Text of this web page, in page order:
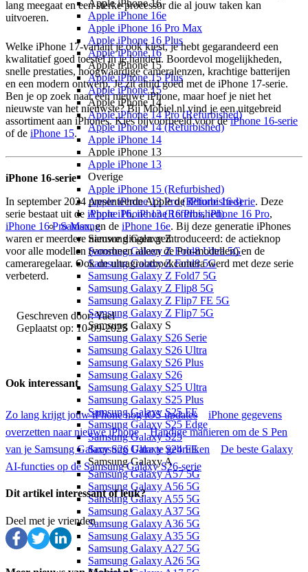
Apple iPhone 16
Apple iPhone 16e
Apple iPhone 16 Pro Max
Apple iPhone 16 Plus
Apple iPhone 16
Apple iPhone 15
Apple iPhone 15 Plus
Apple iPhone 15
Apple iPhone 14
Apple iPhone 14 Pro (Refurbished)
Apple iPhone 14 (Refurbished)
Apple iPhone 14
Apple iPhone 13
Apple iPhone 13
Overige
Apple iPhone 15 (Refurbished)
Apple iPhone 13 Pro (Refurbished)
Apple iPhone 13 (Refurbished)
Samsung
Samsung Galaxy Z
Samsung Galaxy Z Fold8 Ultra 5G
Samsung Galaxy Z Fold8 5G
Samsung Galaxy Z Fold7 5G
Samsung Galaxy Z Flip8 5G
Samsung Galaxy Z Flip7 FE 5G
Samsung Galaxy Z Flip7 5G
Samsung Galaxy S
Samsung Galaxy S26 Serie
Samsung Galaxy S26 Ultra
Samsung Galaxy S26 Plus
Samsung Galaxy S26
Samsung Galaxy S25 Ultra
Samsung Galaxy S25 Plus
Samsung Galaxy S25 FE
Samsung Galaxy S25 Edge
Samsung Galaxy S25
Samsung Galaxy S24 FE
Samsung Galaxy A
Samsung Galaxy A57 5G
Samsung Galaxy A56 5G
Samsung Galaxy A55 5G
Samsung Galaxy A37 5G
Samsung Galaxy A36 5G
Samsung Galaxy A35 5G
Samsung Galaxy A27 5G
Samsung Galaxy A26 5G
lang meegaat en een sterke processor die al jouw taken kan
uitvoeren.
Welke iPhone 17-variant je ook kiest, je hebt gegarandeerd een
kwalitatief goed toestel in je handen. Boordevol mogelijkheden,
snelle prestaties, hoogwaardige cameralenzen, krachtige batterijen
en een modern ontwerp. Je zit altijd goed met de iPhone 17-serie.
Ben je op zoek naar een nieuwe iPhone, maar hoef je niet het
nieuwste van het nieuwste? Bij Mobiel.nl vind je een uitgebreid
assortiment aan iPhones. Kies bijvoorbeeld voor deiPhone 16-serie
of de iPhone 15.
iPhone 16-serie
In september 2024 presenteerde Apple deiPhone 16-serie. Deze
serie bestaat uit de iPhone 16,iPhone 16 Plus,iPhone 16 Pro,
iPhone 16 Pro Max, en de iPhone 16e. Bij deze generatie iPhones
waren er meerdere nieuwe dingen geïntroduceerd: de actieknop
voor alle modellen (voorheen alleen de Pro-modellen) en de
cameraregelaar. Ook de ultragroothoekcamera werd met deze serie
verbeterd.
Geschreven door:Yael
Geplaatst op: 10-09-2025
Ook interessant
Zo lang krijgt jouw iPhone nog iOS updates
iPhone gegevens
overzetten naar nieuwe iPhone
Handige manieren om de S Pen
van je Samsung Galaxy S26 Ultra te gebruiken
De beste Galaxy
AI-functies op de Samsung Galaxy S26-serie
Dit artikel interessant of leuk?
Deel met je vrienden